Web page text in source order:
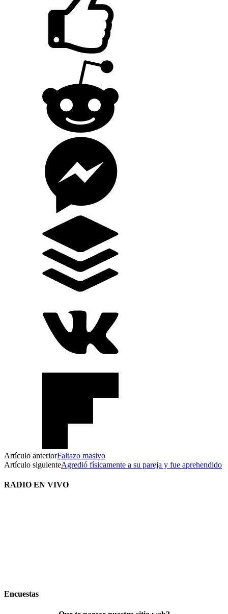
Artículo anteriorFaltazo masivo
Artículo siguienteAgredió físicamente a su pareja y fue aprehendido
RADIO EN VIVO
Encuestas